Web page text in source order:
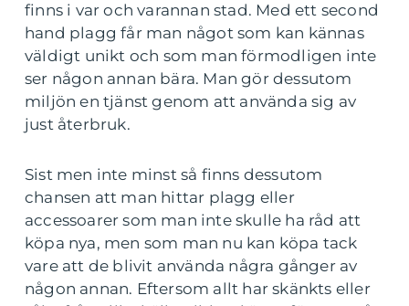
finns i var och varannan stad. Med ett second
hand plagg får man något som kan kännas
väldigt unikt och som man förmodligen inte
ser någon annan bära. Man gör dessutom
miljön en tjänst genom att använda sig av
just återbruk.
Sist men inte minst så finns dessutom
chansen att man hittar plagg eller
accessoarer som man inte skulle ha råd att
köpa nya, men som man nu kan köpa tack
vare att de blivit använda några gånger av
någon annan. Eftersom allt har skänkts eller